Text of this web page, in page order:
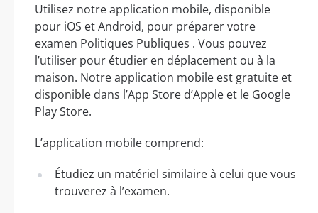
Utilisez notre application mobile, disponible
pour iOS et Android, pour préparer votre
examen Politiques Publiques . Vous pouvez
l’utiliser pour étudier en déplacement ou à la
maison. Notre application mobile est gratuite et
disponible dans l’App Store d’Apple et le Google
Play Store.
L’application mobile comprend:
Étudiez un matériel similaire à celui que vous
trouverez à l’examen.